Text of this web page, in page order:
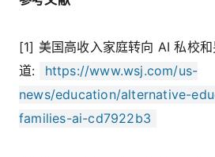
[1] 美国高收入家庭转向 AI 私校
道:
https://www.wsj.com/us-
news/education/alternative-
families-ai-cd7922b3